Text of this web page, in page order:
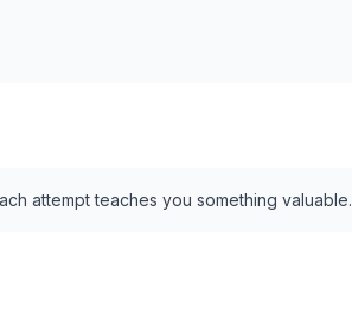
attempt teaches you something valuable.